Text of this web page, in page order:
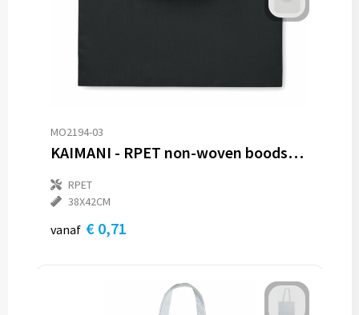
MO2194-03
KAIMANI - RPET non-woven boodschappentas
RPET
38X42CM
vanaf € 0,71